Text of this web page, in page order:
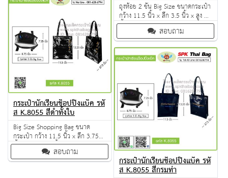
ถุงห้อย 2 ชั้น Big Size ขนาดกระเป๋า
กว้าง 11.5 นิ้ว x ลึก 3.5 นิ้ว x สูง 14
นิ้ว ผลิตจากวัตถุดิบเกรด A ฝีมือการ
เย็บดี ดูแลทุกขั้นตอน QC งาน 100%
จำนวนผลิตขั้นต่ำ 50 ใบ
สอบถาม
กระเป๋านักเรียนช็อปปิ้งแบ็ค รหั
ส K.8055 สีดำทั้งใบ
Big Size Shopping Bag ขนาด
กระเป๋า กว้าง 11.5 นิ้ว x ลึก 3.75
นิ้ว x สูง 13.25 นิ้ว ผลิตจากวัตถุดิบ
เกรด A ฝีมือการเย็บดี ดูแลทุกขั้นตอน
QC งาน 100% ผลิตขั้นต่ำ 100 ใบ
สอบถาม
กระเป๋านักเรียนช็อปปิ้งแบ็ค รหั
ส K.8055 สีกรมท่า